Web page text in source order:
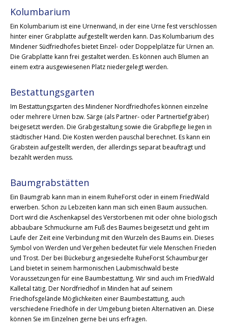
Kolumbarium
Ein Kolumbarium ist eine Urnenwand, in der eine Urne fest verschlossen
hinter einer Grabplatte aufgestellt werden kann. Das Kolumbarium des
Mindener Südfriedhofes bietet Einzel- oder Doppelplätze für Urnen an.
Die Grabplatte kann frei gestaltet werden. Es können auch Blumen an
einem extra ausgewiesenen Platz niedergelegt werden.
Bestattungsgarten
Im Bestattungsgarten des Mindener Nordfriedhofes können einzelne
oder mehrere Urnen bzw. Särge (als Partner- oder Partnertiefgräber)
beigesetzt werden. Die Grabgestaltung sowie die Grabpflege liegen in
städtischer Hand. Die Kosten werden pauschal berechnet. Es kann ein
Grabstein aufgestellt werden, der allerdings separat beauftragt und
bezahlt werden muss.
Baumgrabstätten
Ein Baumgrab kann man in einem RuheForst oder in einem FriedWald
erwerben. Schon zu Lebzeiten kann man sich einen Baum aussuchen.
Dort wird die Aschenkapsel des Verstorbenen mit oder ohne biologisch
abbaubare Schmuckurne am Fuß des Baumes beigesetzt und geht im
Laufe der Zeit eine Verbindung mit den Wurzeln des Baums ein. Dieses
Symbol von Werden und Vergehen bedeutet für viele Menschen Frieden
und Trost. Der bei Bückeburg angesiedelte RuheForst Schaumburger
Land bietet in seinem harmonischen Laubmischwald beste
Voraussetzungen für eine Baumbestattung. Wir sind auch im FriedWald
Kalletal tätig. Der Nordfriedhof in Minden hat auf seinem
Friedhofsgelände Möglichkeiten einer Baumbestattung, auch
verschiedene Friedhöfe in der Umgebung bieten Alternativen an. Diese
können Sie im Einzelnen gerne bei uns erfragen.